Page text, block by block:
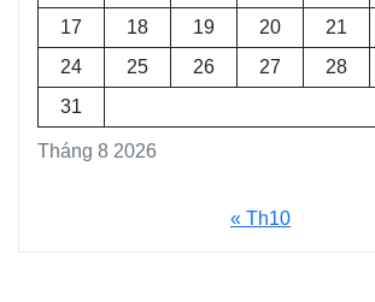
Tháng 8 2026
17
18 19 20 21
24
25 26 27 28
31
« Th10